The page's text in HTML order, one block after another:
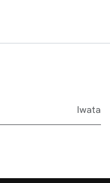
Iwata